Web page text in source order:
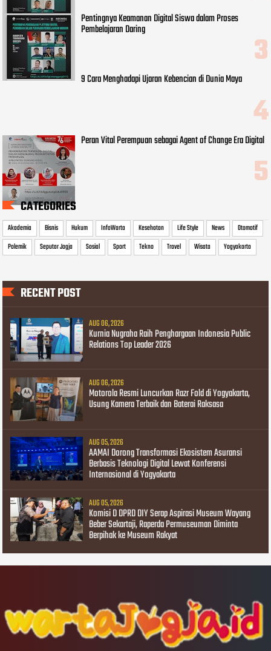
Pentingnya Keamanan Digital Siswa dalam Proses
Pembelajaran Daring
9 Cara Menghadapi Ujaran Kebencian di Dunia Maya
Peran Vital Perempuan sebagai Agent of Change Era Digital
CATEGORIES
Akademia Bisnis Hukum InfoWarta Kesehatan Life Style News
Otomotif
Polemik
Seputar Jogja Sosial Sport Tekno Travel Wisata Yogyakarta
RECENT POST
AUG 06, 2026
Kurnia Nugraha Raih Penghargaan Indonesia Public
Relations Top Leader 2026
AUG 06, 2026
Motorola Resmi Luncurkan Razr Fold di Yogyakarta,
Usung Kamera Terbaik dan Baterai Raksasa
AUG 05, 2026
AAMAI Dorong Transformasi Ekosistem Asuransi
Berbasis Teknologi Digital Lewat Konferensi
Internasional di Yogyakarta
AUG 05, 2026
Komisi D DPRD DIY Serap Aspirasi Museum Wayang
Beber Sekartaji, Raperda Permuseuman Diminta
Berpihak ke Museum Rakyat